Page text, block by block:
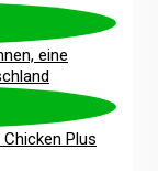
eine
Plus